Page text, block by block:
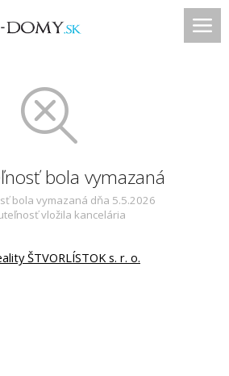
bola vymazaná
bola vymazaná dňa 5.5.2026
vložila kancelária
ŠTVORLÍSTOK s. r. o.